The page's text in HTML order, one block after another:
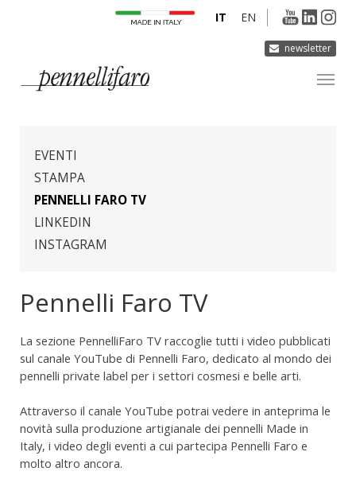
newsletter
EN
IT
PRODOTTI
INNOVAZIONE
DERMOCURA
MEDIA
EVENTI
STAMPA
PENNELLI FARO TV
LINKEDIN
INSTAGRAM
Pennelli Faro TV
La sezione PennelliFaro TV raccoglie tutti i video pubblicati
sul canale YouTube di Pennelli Faro, dedicato al mondo dei
pennelli private label per i settori cosmesi e belle arti.
Attraverso il canale YouTube potrai vedere in anteprima le
novità sulla produzione artigianale dei pennelli Made in
Italy, i video degli eventi a cui partecipa Pennelli Faro e
molto altro ancora.